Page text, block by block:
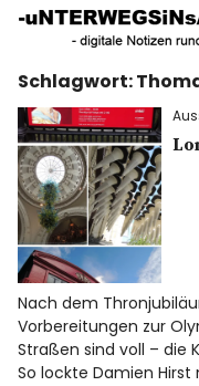
KUNST
Start
AKTUELLE
ÜBER
UNSER BUCH
Schlagwort:
Nach dem
Vorbereitungen zur
Straßen sind voll – die
So lockte Damien Hirst